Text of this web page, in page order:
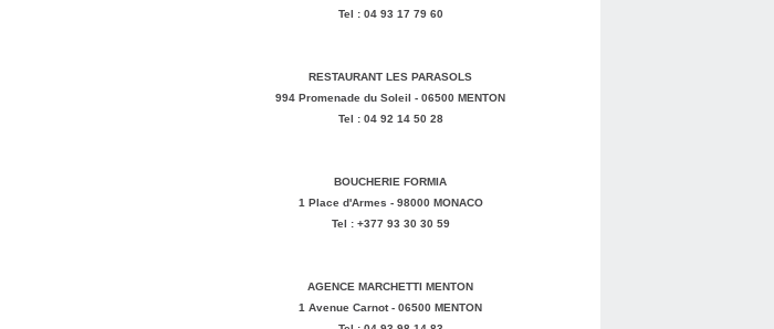
Tel : 04 93 17 79 60
RESTAURANT LES PARASOLS
994 Promenade du Soleil - 06500 MENTON
Tel : 04 92 14 50 28
BOUCHERIE FORMIA
1 Place d'Armes - 98000 MONACO
Tel : +377 93 30 30 59
AGENCE MARCHETTI MENTON
1 Avenue Carnot - 06500 MENTON